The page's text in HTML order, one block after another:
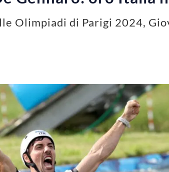
Olimpiadi di Parigi 2024,